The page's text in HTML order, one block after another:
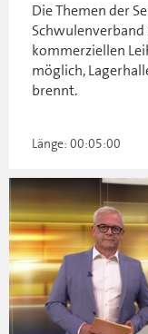
Die Themen der
kommerziellen
möglich,
brennt.
Länge: 00:05:00